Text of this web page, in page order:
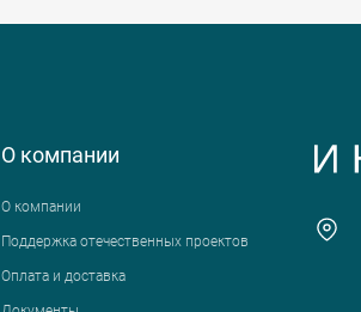
О компании
О компании
Поддержка отечественных проектов
Оплата и доставка